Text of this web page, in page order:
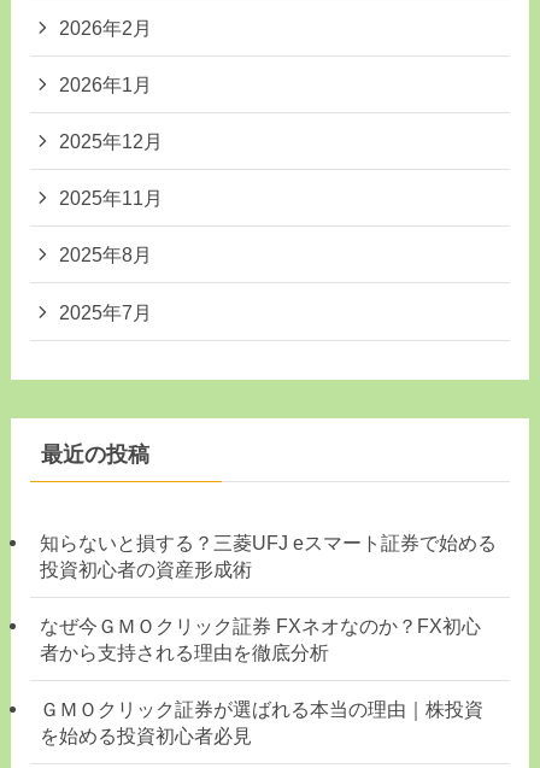
2026年2月
2026年1月
2025年12月
2025年11月
2025年8月
2025年7月
最近の投稿
知らないと損する？三菱UFJ eスマート証券で始める
投資初心者の資産形成術
なぜ今ＧＭＯクリック証券 FXネオなのか？FX初心
者から支持される理由を徹底分析
ＧＭＯクリック証券が選ばれる本当の理由｜株投資
を始める投資初心者必見